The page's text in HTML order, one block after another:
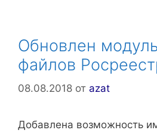
Обновлен
файлов
08.08.2018 от azat
Добавлена возможность